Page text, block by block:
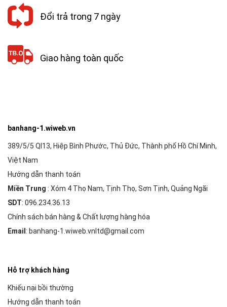
Đổi trả trong 7 ngày
Giao hàng toàn quốc
banhang-1.wiweb.vn
389/5/5 Ql13, Hiệp Bình Phước, Thủ Đức, Thành phố Hồ Chí Minh,
Việt Nam
Hướng dẫn thanh toán
Miền Trung : Xóm 4 Thọ Nam, Tịnh Thọ, Sơn Tịnh, Quảng Ngãi
SDT: 096.234.36.13
Chính sách bán hàng & Chất lượng hàng hóa
Email : banhang-1.wiweb.vnltd@gmail.com
Hỗ trợ khách hàng
Khiếu nại bồi thường
Hướng dẫn thanh toán